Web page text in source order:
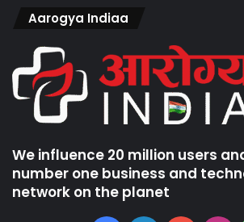
Aarogya Indiaa
We influence 20 million users
number one business and
network on the planet